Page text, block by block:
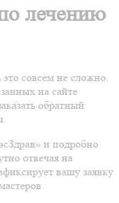
лечению
совсем не сложно.
на сайте
обратный
и подробно
отвечая на
вашу заявку